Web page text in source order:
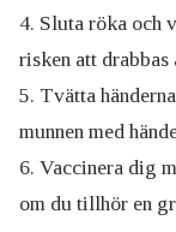
Sluta röka och
risken att
Tvätta
munnen med
Vaccinera dig
om du tillhör en